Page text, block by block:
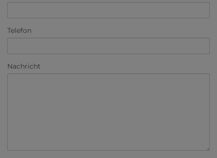
Telefon
Nachricht